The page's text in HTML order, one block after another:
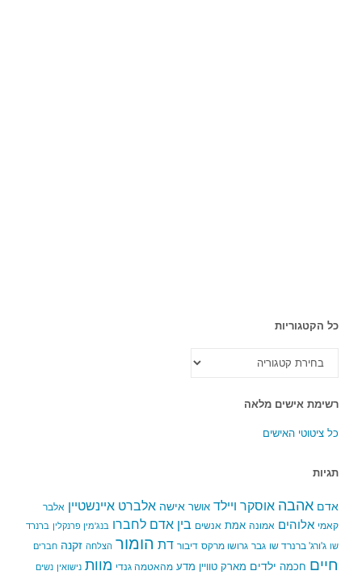
כל הקטגוריות
הקטגוריות
רשימת אישים מלאה
כל ציטוטי האישים
תגיות
אדם אהבה אוסקר ויילד אושר אישה אלברט איינשטיין אלבר
קאמי אלוהים אמונה אמת אנשים בין אדם לחברו בנג'מין פרנקלין ברנרד
שו ג'ורג' ברנרד שו גבר גרושו מרקס דיבור דת הומור הצלחה זקנה חברים
חיים חכמה ילדים מארק טוויין מדע מהאטמה גנדי מוות נישואין נשים